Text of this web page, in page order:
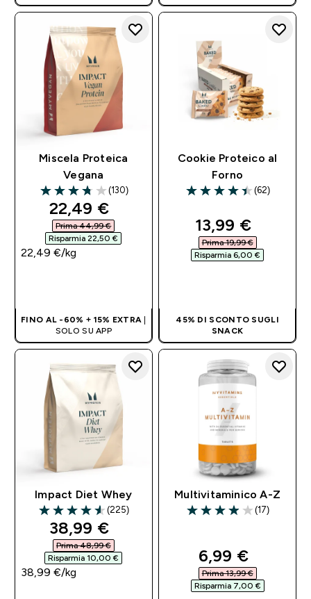
Miscela Proteica
Vegana
3.72 out of 5 stars
(130)
discounted price
22,49 €‎
Prima 44,99 €‎
Risparmia 22,50 €‎
22,49 €‎/kg
FINO AL -60% + 15% EXTRA |
SOLO SU APP
Cookie Proteico al
Forno
4.42 out of 5 stars
(62)
discounted
13,99 €‎
Prima 19,99 €‎
Risparmia 6,00 €‎
45% DI SCONTO SUGLI
SNACK
Impact Diet Whey
4.54 out of 5 stars
(225)
discounted price
38,99 €‎
Prima 48,99 €‎
Risparmia 10,00 €‎
38,99 €‎/kg
Multivitaminico A-Z
3.94 out of 5 stars
(17)
discounted
6,99 €‎
Prima 13,99 €‎
Risparmia 7,00 €‎